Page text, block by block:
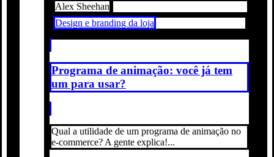
Alex Sheehan
Design e branding da loja
Programa de animação: você já tem
um para usar?
Qual a utilidade de um programa de animação no
e-commerce? A gente explica!...